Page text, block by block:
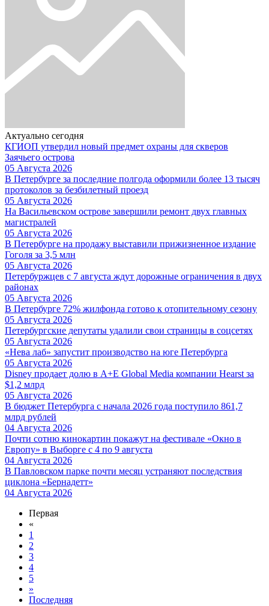
Актуально сегодня
КГИОП утвердил новый предмет охраны для скверов
Заячьего острова
05 Августа 2026
В Петербурге за последние полгода оформили более 13 тысяч
протоколов за безбилетный проезд
05 Августа 2026
На Васильевском острове завершили ремонт двух главных
магистралей
05 Августа 2026
В Петербурге на продажу выставили прижизненное издание
Гоголя за 3,5 млн
05 Августа 2026
Петербуржцев с 7 августа ждут дорожные ограничения в двух
районах
05 Августа 2026
В Петербурге 72% жилфонда готово к отопительному сезону
05 Августа 2026
Петербургские депутаты удалили свои страницы в соцсетях
05 Августа 2026
«Нева лаб» запустит производство на юге Петербурга
05 Августа 2026
Disney продает долю в A+E Global Media компании Hearst за
$1,2 млрд
05 Августа 2026
В бюджет Петербурга с начала 2026 года поступило 861,7
млрд рублей
04 Августа 2026
Почти сотню кинокартин покажут на фестивале «Окно в
Европу» в Выборге с 4 по 9 августа
04 Августа 2026
В Павловском парке почти месяц устраняют последствия
циклона «Бернадетт»
04 Августа 2026
Первая
«
1
2
3
4
5
»
Последняя